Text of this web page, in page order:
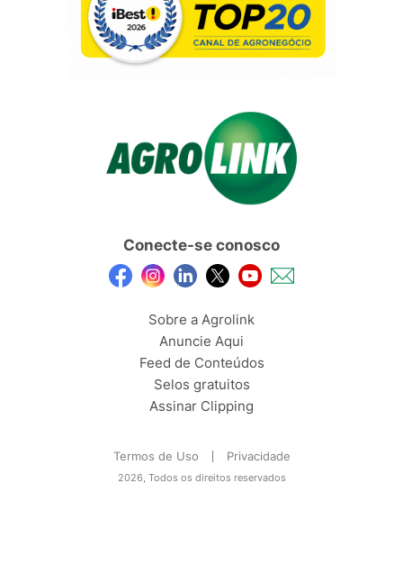
Conecte-se conosco
Sobre a Agrolink
Anuncie Aqui
Feed de Conteúdos
Selos gratuitos
Assinar Clipping
Termos de Uso Privacidade
2026, Todos os direitos reservados